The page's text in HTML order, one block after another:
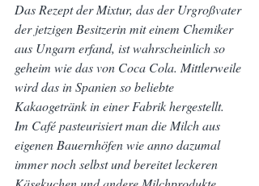
Das Rezept der Mixtur, das der Urgroßvater
der jetzigen Besitzerin mit einem Chemiker
aus Ungarn erfand, ist wahrscheinlich so
geheim wie das von Coca Cola. Mittlerweile
wird das in Spanien so beliebte
Kakaogetränk in einer Fabrik hergestellt.
Im Café pasteurisiert man die Milch aus
eigenen Bauernhöfen wie anno dazumal
immer noch selbst und bereitet leckeren